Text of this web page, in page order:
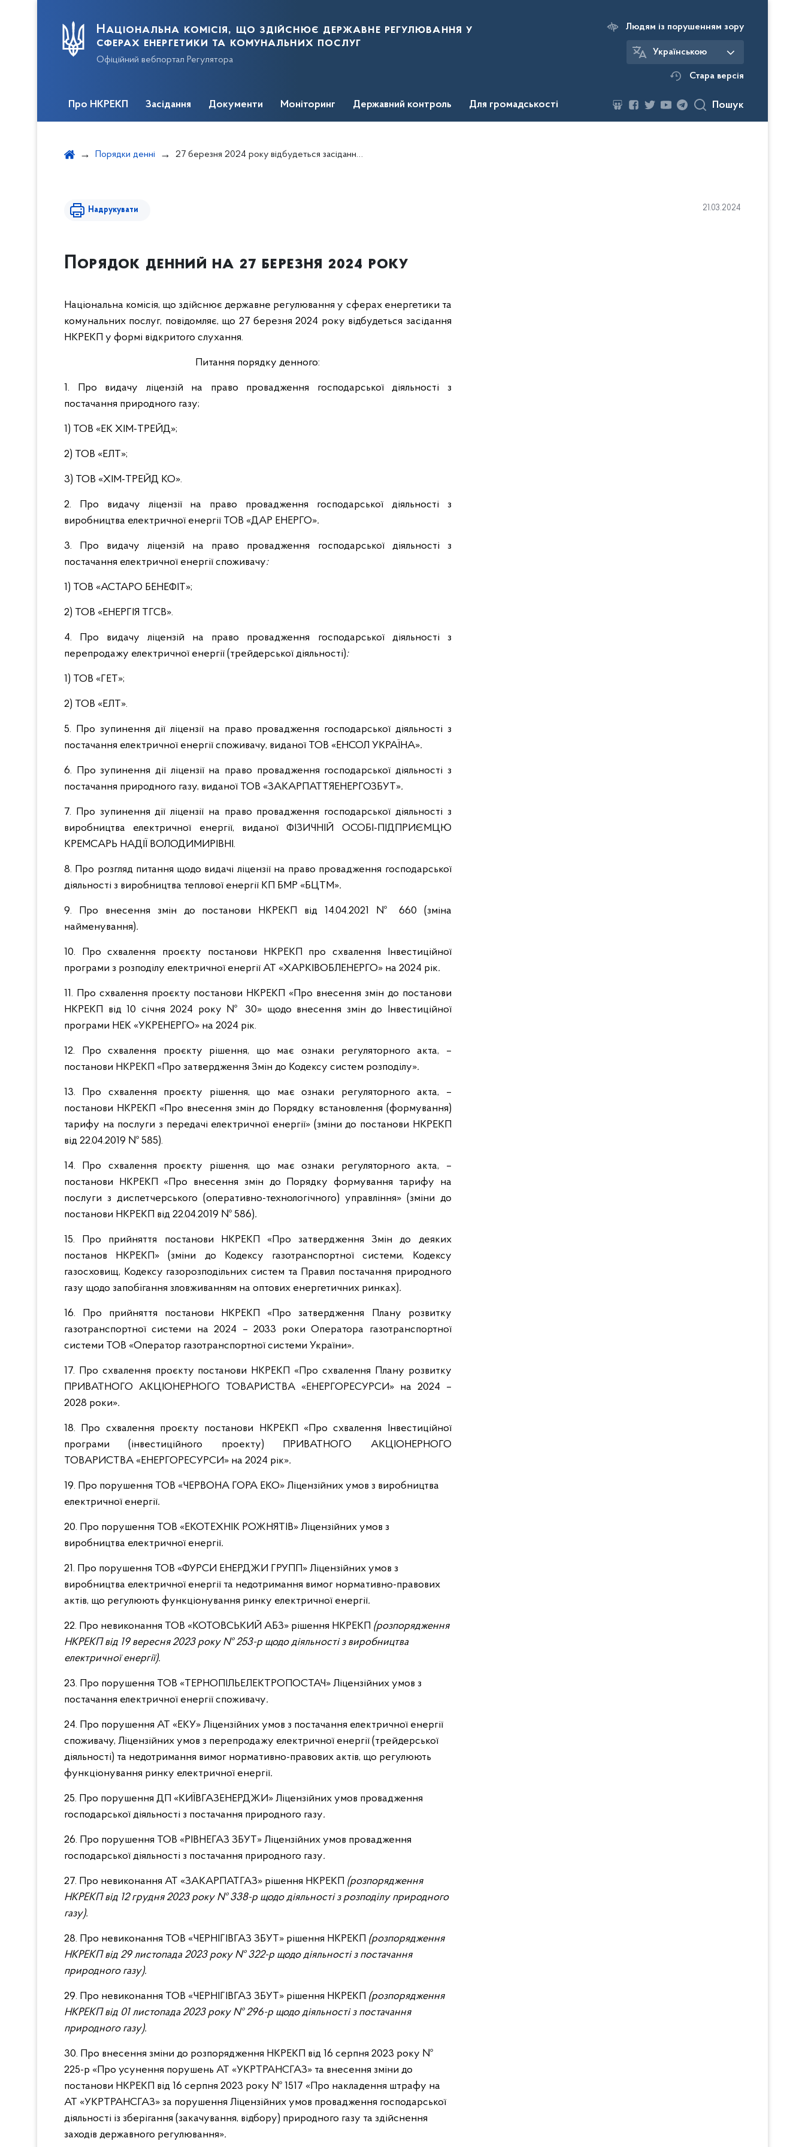
Національна комісія, що здійснює державне регулювання у
сферах енергетики та комунальних послуг
Офіційний вебпортал Регулятора
Людям із порушенням зору
Українською
Стара версія
Про НКРЕКП Засідання Документи Моніторинг Державний контроль Для громадськості Пошук
Порядки денні 27 березня 2024 року відбудеться засідання НКРЕКП
Надрукувати 21.03.2024
Порядок денний на 27 березня 2024 року
Національна комісія, що здійснює державне регулювання у сферах енергетики та
комунальних послуг, повідомляє, що 27 березня 2024 року відбудеться засідання
НКРЕКП у формі відкритого слухання.
Питання порядку денного:
1. Про видачу ліцензій на право провадження господарської діяльності з
постачання природного газу;
1) ТОВ «ЕК ХІМ-ТРЕЙД»;
2) ТОВ «ЕЛТ»;
3) ТОВ «ХІМ-ТРЕЙД КО».
2. Про видачу ліцензії на право провадження господарської діяльності з
виробництва електричної енергії ТОВ «ДАР ЕНЕРГО».
3. Про видачу ліцензій на право провадження господарської діяльності з
постачання електричної енергії споживачу:
1) ТОВ «АСТАРО БЕНЕФІТ»;
2) ТОВ «ЕНЕРГІЯ ТГСВ».
4. Про видачу ліцензій на право провадження господарської діяльності з
перепродажу електричної енергії (трейдерської діяльності):
1) ТОВ «ГЕТ»;
2) ТОВ «ЕЛТ».
5. Про зупинення дії ліцензії на право провадження господарської діяльності з
постачання електричної енергії споживачу, виданої ТОВ «ЕНСОЛ УКРАЇНА».
6. Про зупинення дії ліцензії на право провадження господарської діяльності з
постачання природного газу, виданої ТОВ «ЗАКАРПАТТЯЕНЕРГОЗБУТ».
7. Про зупинення дії ліцензії на право провадження господарської діяльності з
виробництва електричної енергії, виданої ФІЗИЧНІЙ ОСОБІ-ПІДПРИЄМЦЮ
КРЕМСАРЬ НАДІЇ ВОЛОДИМИРІВНІ.
8. Про розгляд питання щодо видачі ліцензії на право провадження господарської
діяльності з виробництва теплової енергії КП БМР «БЦТМ».
9. Про внесення змін до постанови НКРЕКП від 14.04.2021 № 660 (зміна
найменування).
10. Про схвалення проєкту постанови НКРЕКП про схвалення Інвестиційної
програми з розподілу електричної енергії АТ «ХАРКІВОБЛЕНЕРГО» на 2024 рік.
11. Про схвалення проєкту постанови НКРЕКП «Про внесення змін до постанови
НКРЕКП від 10 січня 2024 року № 30» щодо внесення змін до Інвестиційної
програми НЕК «УКРЕНЕРГО» на 2024 рік.
12. Про схвалення проєкту рішення, що має ознаки регуляторного акта, –
постанови НКРЕКП «Про затвердження Змін до Кодексу систем розподілу».
13. Про схвалення проєкту рішення, що має ознаки регуляторного акта, –
постанови НКРЕКП «Про внесення змін до Порядку встановлення (формування)
тарифу на послуги з передачі електричної енергії» (зміни до постанови НКРЕКП
від 22.04.2019 № 585).
14. Про схвалення проєкту рішення, що має ознаки регуляторного акта, –
постанови НКРЕКП «Про внесення змін до Порядку формування тарифу на
послуги з диспетчерського (оперативно-технологічного) управління» (зміни до
постанови НКРЕКП від 22.04.2019 № 586).
15. Про прийняття постанови НКРЕКП «Про затвердження Змін до деяких
постанов НКРЕКП» (зміни до Кодексу газотранспортної системи, Кодексу
газосховищ, Кодексу газорозподільних систем та Правил постачання природного
газу щодо запобігання зловживанням на оптових енергетичних ринках).
16. Про прийняття постанови НКРЕКП «Про затвердження Плану розвитку
газотранспортної системи на 2024 – 2033 роки Оператора газотранспортної
системи ТОВ «Оператор газотранспортної системи України».
17. Про схвалення проєкту постанови НКРЕКП «Про схвалення Плану розвитку
ПРИВАТНОГО АКЦІОНЕРНОГО ТОВАРИСТВА «ЕНЕРГОРЕСУРСИ» на 2024 –
2028 роки».
18. Про схвалення проєкту постанови НКРЕКП «Про схвалення Інвестиційної
програми (інвестиційного проекту) ПРИВАТНОГО АКЦІОНЕРНОГО
ТОВАРИСТВА «ЕНЕРГОРЕСУРСИ» на 2024 рік».
19. Про порушення ТОВ «ЧЕРВОНА ГОРА ЕКО» Ліцензійних умов з виробництва
електричної енергії.
20. Про порушення ТОВ «ЕКОТЕХНІК РОЖНЯТІВ» Ліцензійних умов з
виробництва електричної енергії.
21. Про порушення ТОВ «ФУРСИ ЕНЕРДЖИ ГРУПП» Ліцензійних умов з
виробництва електричної енергії та недотримання вимог нормативно-правових
актів, що регулюють функціонування ринку електричної енергії.
22. Про невиконання ТОВ «КОТОВСЬКИЙ АБЗ» рішення НКРЕКП (розпорядження
НКРЕКП від 19 вересня 2023 року № 253-р щодо діяльності з виробництва
електричної енергії).
23. Про порушення ТОВ «ТЕРНОПІЛЬЕЛЕКТРОПОСТАЧ» Ліцензійних умов з
постачання електричної енергії споживачу.
24. Про порушення АТ «ЕКУ» Ліцензійних умов з постачання електричної енергії
споживачу, Ліцензійних умов з перепродажу електричної енергії (трейдерської
діяльності) та недотримання вимог нормативно-правових актів, що регулюють
функціонування ринку електричної енергії.
25. Про порушення ДП «КИЇВГАЗЕНЕРДЖИ» Ліцензійних умов провадження
господарської діяльності з постачання природного газу.
26. Про порушення ТОВ «РІВНЕГАЗ ЗБУТ» Ліцензійних умов провадження
господарської діяльності з постачання природного газу.
27. Про невиконання АТ «ЗАКАРПАТГАЗ» рішення НКРЕКП (розпорядження
НКРЕКП від 12 грудня 2023 року № 338-р щодо діяльності з розподілу природного
газу).
28. Про невиконання ТОВ «ЧЕРНІГІВГАЗ ЗБУТ» рішення НКРЕКП (розпорядження
НКРЕКП від 29 листопада 2023 року № 322-р щодо діяльності з постачання
природного газу).
29. Про невиконання ТОВ «ЧЕРНІГІВГАЗ ЗБУТ» рішення НКРЕКП (розпорядження
НКРЕКП від 01 листопада 2023 року № 296-р щодо діяльності з постачання
природного газу).
30. Про внесення зміни до розпорядження НКРЕКП від 16 серпня 2023 року №
225-р «Про усунення порушень АТ «УКРТРАНСГАЗ» та внесення зміни до
постанови НКРЕКП від 16 серпня 2023 року № 1517 «Про накладення штрафу на
АТ «УКРТРАНСГАЗ» за порушення Ліцензійних умов провадження господарської
діяльності із зберігання (закачування, відбору) природного газу та здійснення
заходів державного регулювання».